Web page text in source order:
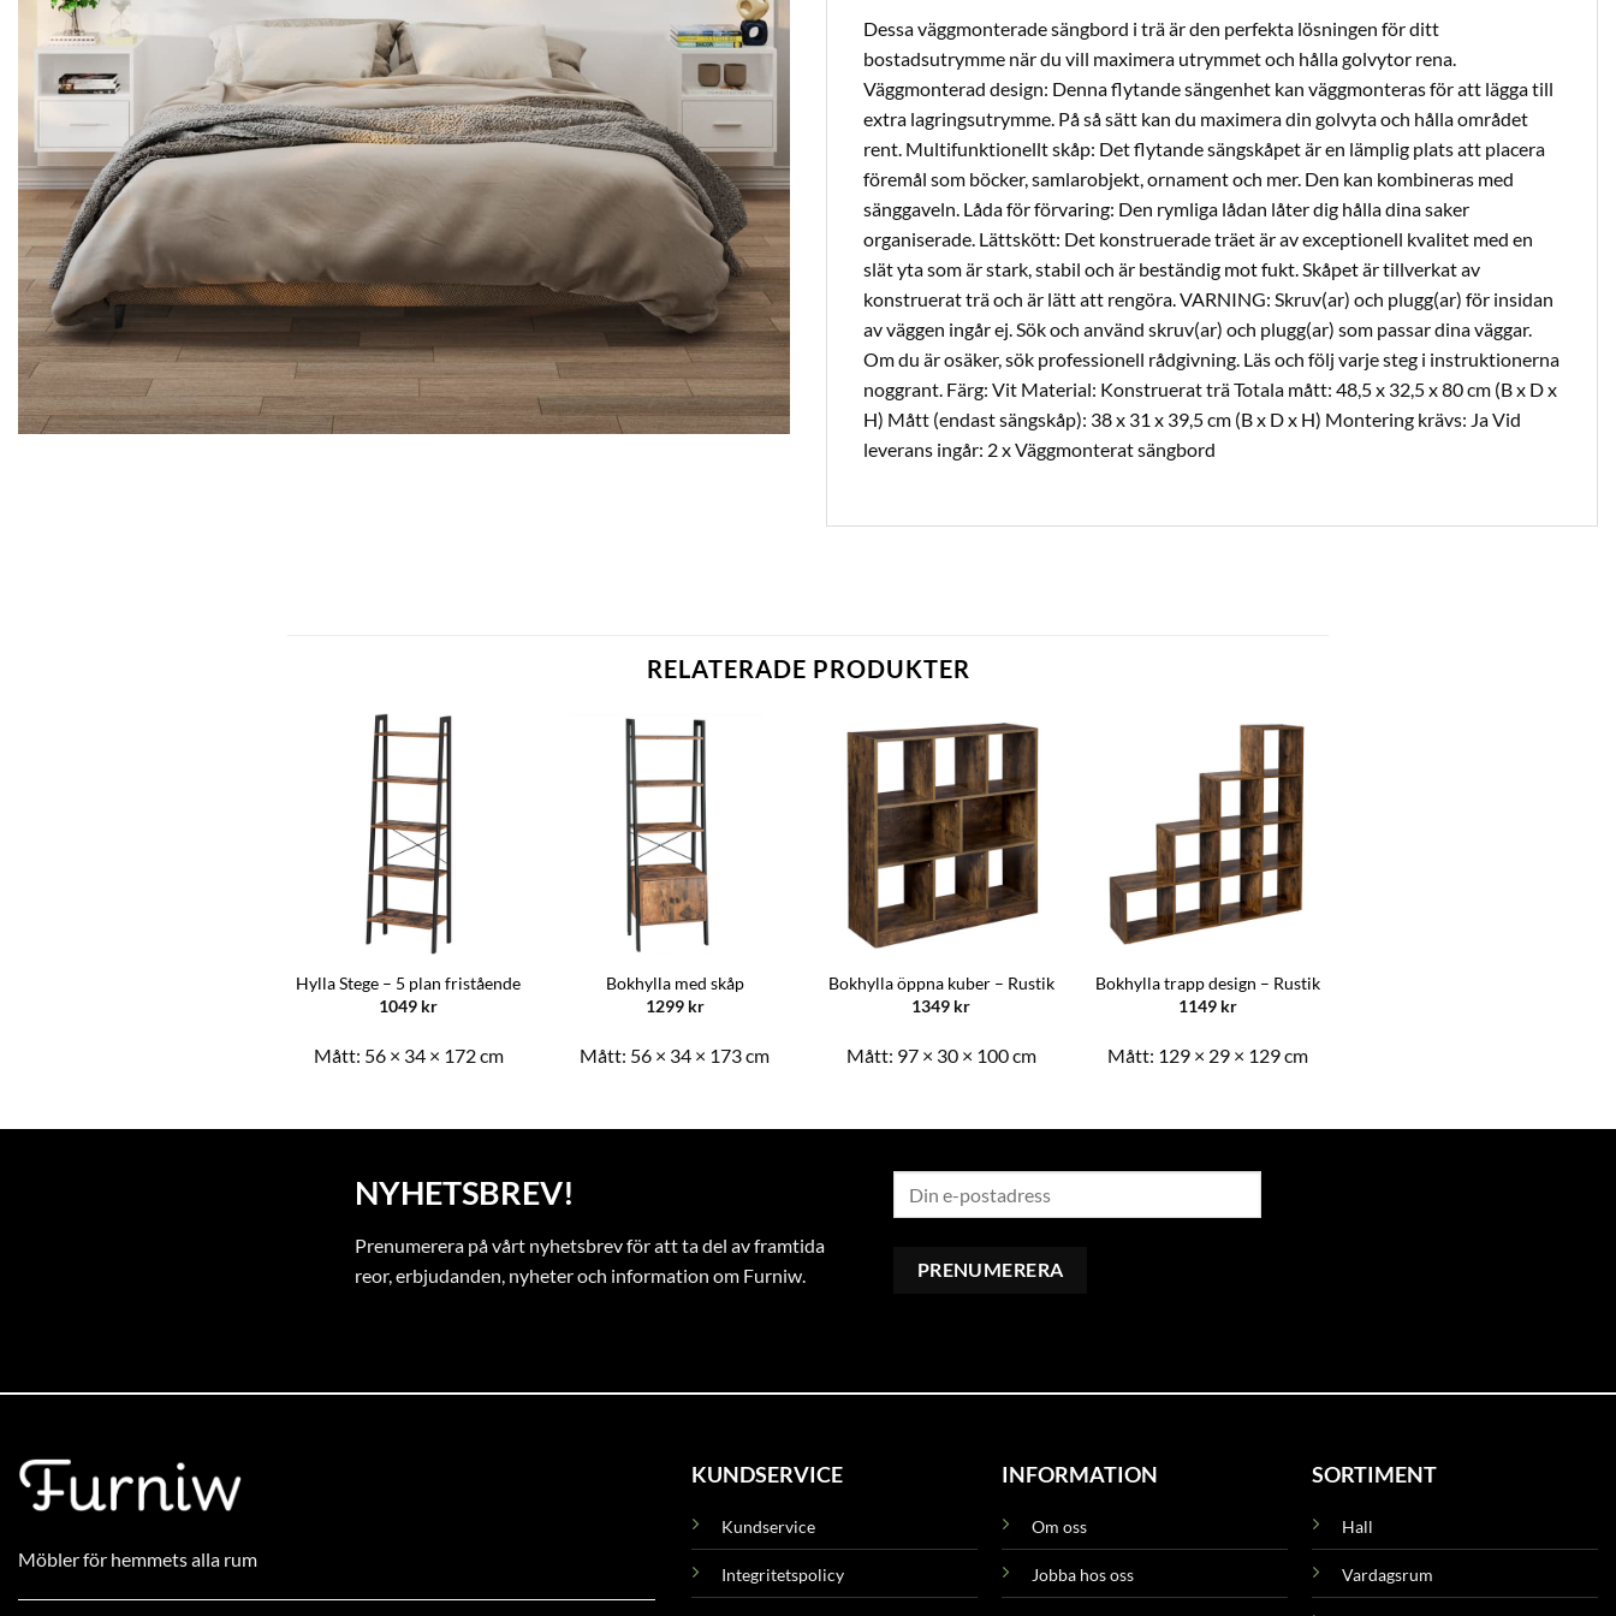
Dessa väggmonterade sängbord i trä är den perfekta lösningen för ditt
bostadsutrymme när du vill maximera utrymmet och hålla golvytor rena.
Väggmonterad design: Denna flytande sängenhet kan väggmonteras för att lägga till
extra lagringsutrymme. På så sätt kan du maximera din golvyta och hålla området
rent. Multifunktionellt skåp: Det flytande sängskåpet är en lämplig plats att placera
föremål som böcker, samlarobjekt, ornament och mer. Den kan kombineras med
sänggaveln. Låda för förvaring: Den rymliga lådan låter dig hålla dina saker
organiserade. Lättskött: Det konstruerade träet är av exceptionell kvalitet med en
slät yta som är stark, stabil och är beständig mot fukt. Skåpet är tillverkat av
konstruerat trä och är lätt att rengöra. VARNING: Skruv(ar) och plugg(ar) för insidan
av väggen ingår ej. Sök och använd skruv(ar) och plugg(ar) som passar dina väggar.
Om du är osäker, sök professionell rådgivning. Läs och följ varje steg i instruktionerna
noggrant. Färg: Vit Material: Konstruerat trä Totala mått: 48,5 x 32,5 x 80 cm (B x D x
H) Mått (endast sängskåp): 38 x 31 x 39,5 cm (B x D x H) Montering krävs: Ja Vid
leverans ingår: 2 x Väggmonterat sängbord
RELATERADE PRODUKTER
Hylla Stege – 5 plan fristående
1049 kr
Mått: 56 × 34 × 172 cm
Bokhylla med skåp
1299 kr
Mått: 56 × 34 × 173 cm
Bokhylla öppna kuber – Rustik
1349 kr
Mått: 97 × 30 × 100 cm
Bokhylla trapp design – Rustik
1149 kr
Mått: 129 × 29 × 129 cm
NYHETSBREV!
Prenumerera på vårt nyhetsbrev för att ta del av framtida
reor, erbjudanden, nyheter och information om Furniw.
Möbler för hemmets alla rum
KUNDSERVICE
Kundservice
Integritetspolicy
INFORMATION
Om oss
Jobba hos oss
SORTIMENT
Hall
Vardagsrum